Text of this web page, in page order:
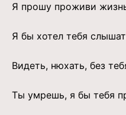
Я прошу проживи
Я бы хотел тебя
Видеть, нюхать, без
Ты умрешь, я бы тебя